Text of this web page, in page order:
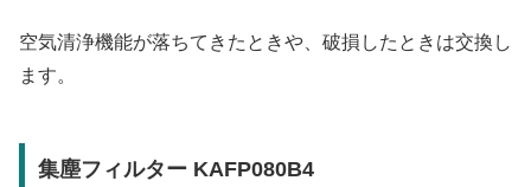
空気清浄機能が落ちてきたときや、破損したときは交換し
ます。
集塵フィルター KAFP080B4